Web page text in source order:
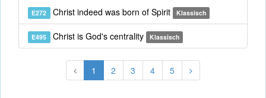
E272 Christ indeed was born of Spirit Klassisch
E495 Christ is God's centrality Klassisch
1 2 3 4 5